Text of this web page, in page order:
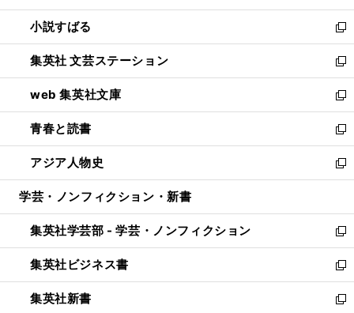
開
く
ウ
で
開
く
し
い
ウ
ィ
ン
ド
ウ
で
開
く
小説すばる
新
し
い
ウ
ィ
ン
ド
ウ
で
開
集英社 文芸ステーション
新
し
い
ウ
ィ
ン
ド
ウ
開
く
web 集英社文庫
新
し
い
ウ
ィ
ン
ウ
で
開
く
青春と読書
新
し
い
ウ
ン
ド
ウ
で
開
く
アジア人物史
新
し
ウ
ィ
ン
ド
ウ
で
学芸・ノンフィクション・新書
集英社学芸部 - 学芸・ノンフィクション
新
し
い
ウ
ィ
集英社ビジネス書
新
し
い
集英社新書
新